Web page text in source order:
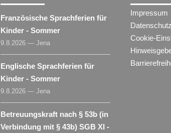
Französische Sprachferien für
Kinder - Sommer
9.8.2026 — Jena
Englische Sprachferien für
Kinder - Sommer
9.8.2026 — Jena
Betreuungskraft nach § 53b (in
Verbindung mit § 43b) SGB XI -
Impressum
Datenschutz
Cookie-